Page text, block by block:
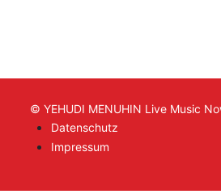
© YEHUDI MENUHIN Live Music
Datenschutz
Impressum